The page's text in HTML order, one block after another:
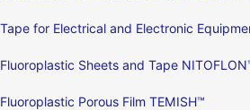
Tape for Electrical and Electronic
Fluoroplastic Sheets and Tape
Fluoroplastic Porous Film TEMISH™